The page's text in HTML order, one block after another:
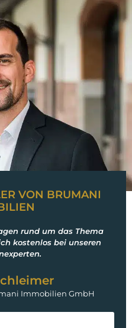
VON BRUMANI
rund um das Thema
kostenlos bei unseren
Immobilien GmbH